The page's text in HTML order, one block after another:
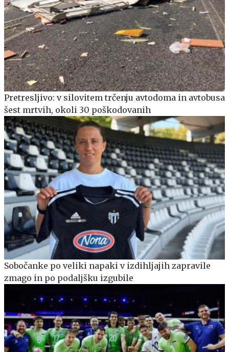
Pretresljivo: v silovitem trčenju avtodoma in avtobusa
šest mrtvih, okoli 30 poškodovanih
Sobočanke po veliki napaki v izdihljajih zapravile
zmago in po podaljšku izgubile